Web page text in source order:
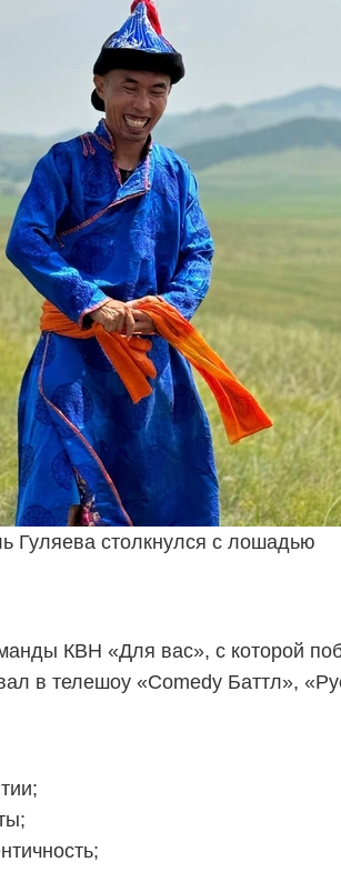
Гуляева столкнулся с лошадью
КВН «Для вас», с которой
в телешоу «Comedy Баттл»,